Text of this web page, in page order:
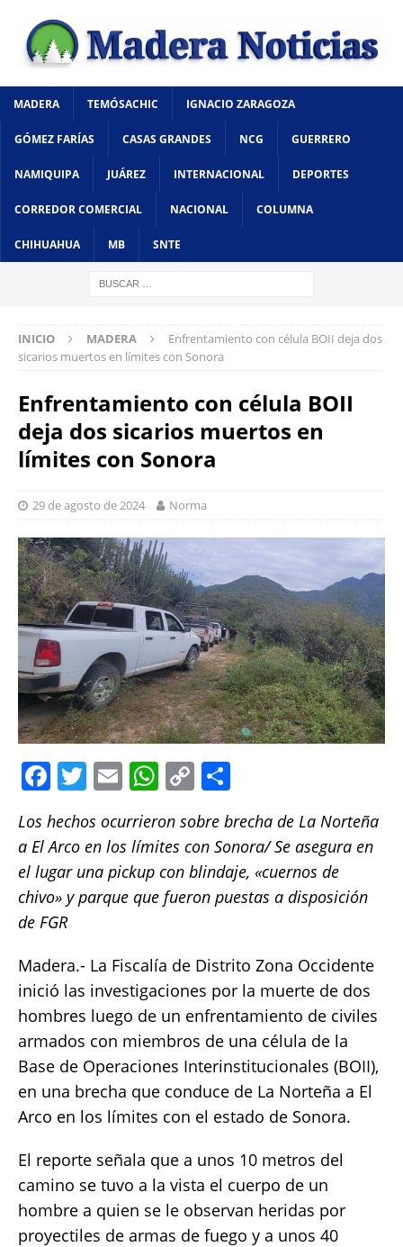
MADERA TEMÓSACHIC IGNACIO ZARAGOZA
GÓMEZ FARÍAS CASAS GRANDES NCG GUERRERO
NAMIQUIPA JUÁREZ INTERNACIONAL DEPORTES
CORREDOR COMERCIAL NACIONAL COLUMNA
CHIHUAHUA MB SNTE
INICIO MADERA
Enfrentamiento con célula BOII deja dos
sicarios muertos en límites con Sonora
Enfrentamiento con célula BOII
deja dos sicarios muertos en
límites con Sonora
29 de agosto de 2024 Norma
F
a
c
e
b
o
k
T
it
te
r
E
m
ai
l
W
at
s
A
p
C
o
p
y
Li
k
a
re
Los hechos ocurrieron sobre brecha de La Norteña
a El Arco en los límites con Sonora/ Se asegura en
el lugar una pickup con blindaje, «cuernos de
chivo» y parque que fueron puestas a disposición
de FGR
Madera.- La Fiscalía de Distrito Zona Occidente
inició las investigaciones por la muerte de dos
hombres luego de un enfrentamiento de civiles
armados con miembros de una célula de la
Base de Operaciones Interinstitucionales (BOII),
en una brecha que conduce de La Norteña a El
Arco en los límites con el estado de Sonora.
El reporte señala que a unos 10 metros del
camino se tuvo a la vista el cuerpo de un
hombre a quien se le observan heridas por
proyectiles de armas de fuego y a unos 40